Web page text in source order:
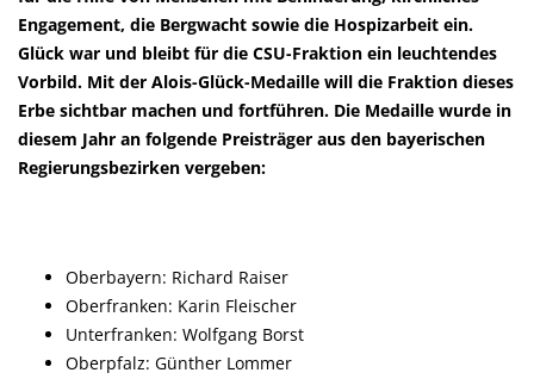
Engagement, die Bergwacht sowie die Hospizarbeit ein.
Glück war und bleibt für die CSU-Fraktion ein leuchtendes
Vorbild. Mit der Alois-Glück-Medaille will die Fraktion dieses
Erbe sichtbar machen und fortführen. Die Medaille wurde in
diesem Jahr an folgende Preisträger aus den bayerischen
Regierungsbezirken vergeben:
Oberbayern: Richard Raiser
Oberfranken: Karin Fleischer
Unterfranken: Wolfgang Borst
Oberpfalz: Günther Lommer